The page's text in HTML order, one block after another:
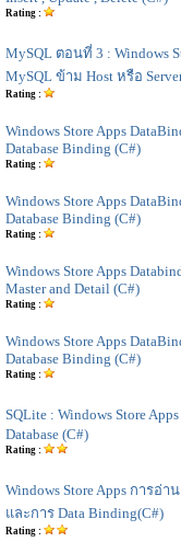
Rating :
MySQL ตอนที่ 3 : Windows
MySQL ข้าม Host หรือ
Rating :
Windows Store Apps
Database Binding (C#)
Rating :
Windows Store Apps
Database Binding (C#)
Rating :
Windows Store Apps
Master and Detail (C#)
Rating :
Windows Store Apps
Database Binding (C#)
Rating :
SQLite : Windows Store
Database (C#)
Rating :
Windows Store Apps การอ่า
และการ Data Binding(C#)
Rating :